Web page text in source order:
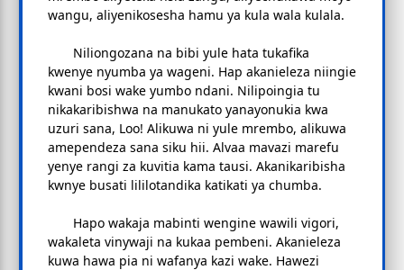
wangu, aliyenikosesha hamu ya kula wala kulala.
Niliongozana na bibi yule hata tukafika
kwenye nyumba ya wageni. Hap akanieleza niingie
kwani bosi wake yumbo ndani. Nilipoingia tu
nikakaribishwa na manukato yanayonukia kwa
uzuri sana, Loo! Alikuwa ni yule mrembo, alikuwa
amependeza sana siku hii. Alvaa mavazi marefu
yenye rangi za kuvitia kama tausi. Akanikaribisha
kwnye busati lililotandika katikati ya chumba.
Hapo wakaja mabinti wengine wawili vigori,
wakaleta vinywaji na kukaa pembeni. Akanieleza
kuwa hawa pia ni wafanya kazi wake. Hawezi